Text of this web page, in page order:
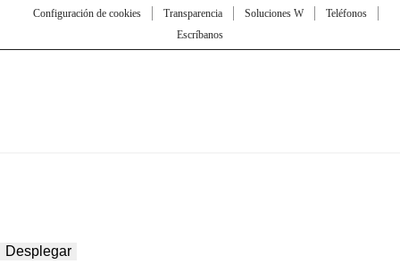
Configuración de cookies
Transparencia Soluciones W
Teléfonos
Escríbanos
Desplegar